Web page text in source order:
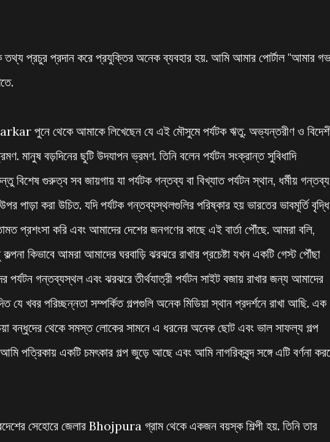
প্রচুর প্রদান করে প্রযুক্তির অনেক ব্যবহার হয়. আমি আমার পোর্টাল "আমার
পুনে থেকে আমাকে লিখেছেন যে এই মৌসুমে পর্যটক ঋতু. অভ্যন্তরীণ ও
মানুষ বড়দিনের ছুটি উদযাপন ভ্রমণ. তিনি বলেন পর্যটন সংক্রান্ত সুবিধাদি
গুরুত্ব সব জায়গায় যা পর্যটক গন্তব্য বা বিখ্যাত পর্যটন স্থান, ধর্মীয় গন্তব্য
পাড়া করা উচিত. যদি পর্যটক গন্তব্যস্থলগুলির পরিষ্কার হয় ভারতের ভাবমূর্তি বৃদ্ধি
প্রশংসা করি এবং আমাদের দেশের জনগণের কাছে এই বার্তা পৌঁছে. আমরা বলি,
কিভাবে আমরা আমাদের ঘরবাড়ি ঝরঝরে রাখার প্রচেষ্টা যখন একটি গেস্ট পৌঁছা
পর্যটন গন্তব্যস্থল এবং ঝরঝরে তীর্থযাত্রী পর্যটন সাইট বজায় রাখার জন্য আমাদের
খবর পরিচ্ছন্নতা সম্পর্কিত গল্পগুলি অনেক মিডিয়া স্থান প্রদর্শনে রাখা আছি. এক
বন্ধুদের থেকে সমস্ত লোকের সামনে এ ধরনের অনেক ছোট এবং ভাল সাফল্য গল্প
পত্রিকায় একটি চমৎকার গল্প জুড়ে আছে এবং আমি নাগরিকবৃন্দ সঙ্গে এটি বর্ণনা
সেহোরে জেলার Bhojpura গ্রাম থেকে একজন বয়স্ক শিল্পী হয়. তিনি তার